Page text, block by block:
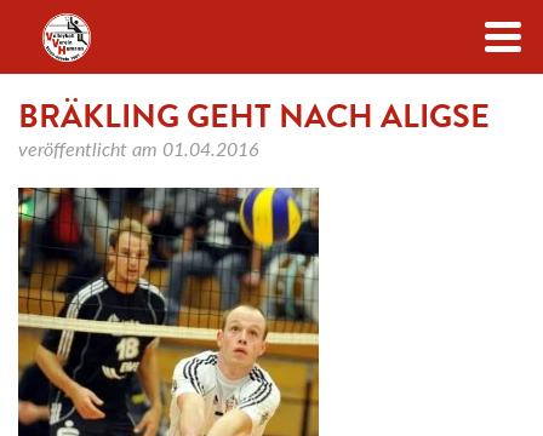
Zum Inhalt
BRÄKLING GEHT NACH ALIGSE
veröffentlicht am 01.04.2016